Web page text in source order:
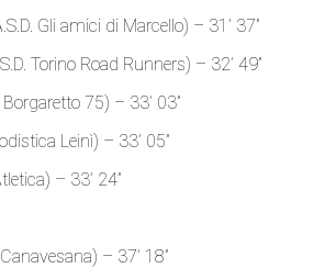
Gli amici di Marcello) – 31’ 37”
Torino Road Runners) – 32’ 49”
75) – 33’ 03”
Leinì) – 33’ 05”
– 33’ 24”
– 37’ 18”